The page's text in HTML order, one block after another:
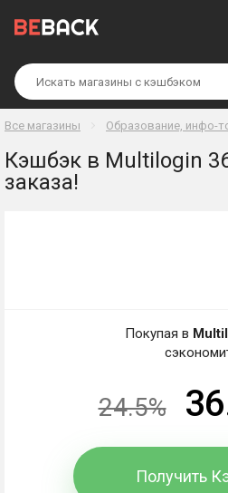
Все магазины Образование, инфо-
Кэшбэк в Multilogin
заказа!
Покупая в
24.5%
Получить